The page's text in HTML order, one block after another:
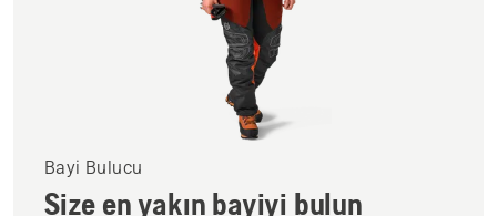
Bayi Bulucu
Size en yakın bayiyi bulun